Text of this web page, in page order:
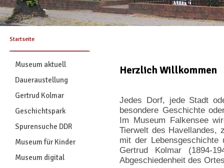
Startseite
Museum aktuell
Daueraustellung
Gertrud Kolmar
Geschichtspark
Spurensuche DDR
Museum für Kinder
Museum digital
Herzlich Willkommen
Jedes Dorf, jede Stadt
besondere Geschichte
Im Museum Falkensee
Tierwelt des Havellandes,
mit der
Gertrud Kolmar (1894-
Abgeschiedenheit des